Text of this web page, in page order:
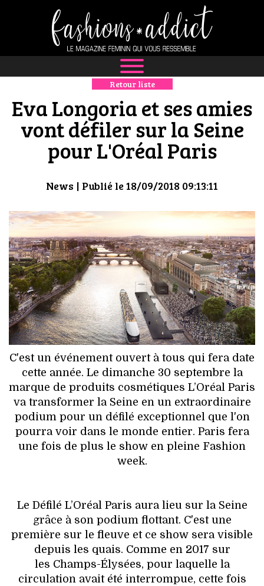
NEWS
MODE
LUXE
DÉFILÉS
BOUTIQUE
CULTURE
HIGH TECH
MAISON
AUTO
LIEUX TENDANCES
BEAUTÉ
MODE DE RUE
JEUNES CRÉATEURS
DÉCO
VOYAGES & LOISIRS
Retour liste
Eva Longoria et ses amies
vont défiler sur la Seine
pour L'Oréal Paris
News | Publié le 18/09/2018 09:13:11
C'est un événement ouvert à tous qui fera date
cette année. Le dimanche 30 septembre la
marque de produits cosmétiques L’Oréal Paris
va transformer la Seine en un extraordinaire
podium pour un défilé exceptionnel que l'on
pourra voir dans le monde entier. Paris fera
une fois de plus le show en pleine Fashion
week.
Le Défilé L’Oréal Paris aura lieu sur la Seine
grâce à son podium flottant. C'est une
première sur le fleuve et ce show sera visible
depuis les quais. Comme en 2017 sur
les Champs-Élysées, pour laquelle la
circulation avait été interrompue, cette fois